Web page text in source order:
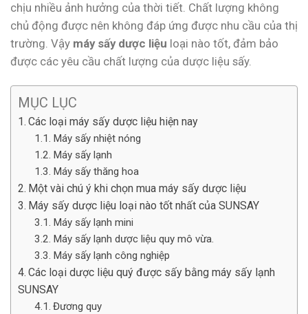
chịu nhiều ảnh hưởng của thời tiết. Chất lượng không
chủ động được nên không đáp ứng được nhu cầu của thị
trường. Vậy máy sấy dược liệu loại nào tốt, đảm bảo
được các yêu cầu chất lượng của dược liệu sấy.
MỤC LỤC
Các loại máy sấy dược liệu hiện nay
Máy sấy nhiệt nóng
Máy sấy lạnh
Máy sấy thăng hoa
Một vài chú ý khi chọn mua máy sấy dược liệu
Máy sấy dược liệu loại nào tốt nhất của SUNSAY
Máy sấy lạnh mini
Máy sấy lạnh dược liệu quy mô vừa.
Máy sấy lạnh công nghiệp
Các loại dược liệu quý được sấy bằng máy sấy lạnh
SUNSAY
Đương quy